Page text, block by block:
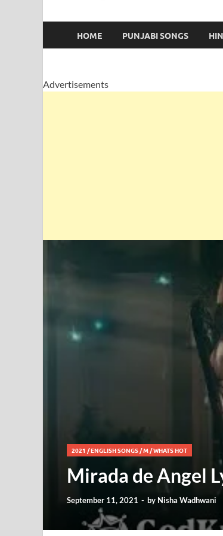
HOME PUNJABI SONGS
Advertisements
2021 /ENGLISH SONGS/M/WHATS HOT
Mirada de Angel
September 11, 2021 - by Nisha Wadhwani